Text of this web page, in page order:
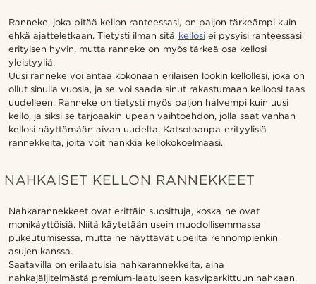
Ranneke, joka pitää kellon ranteessasi, on paljon tärkeämpi kuin
ehkä ajatteletkaan. Tietysti ilman sitä kellosiei pysyisi ranteessasi
erityisen hyvin, mutta ranneke on myös tärkeä osa kellosi
yleistyyliä.
Uusi ranneke voi antaa kokonaan erilaisen lookin kellollesi, joka on
ollut sinulla vuosia, ja se voi saada sinut rakastumaan kelloosi taas
uudelleen. Ranneke on tietysti myös paljon halvempi kuin uusi
kello, ja siksi se tarjoaakin upean vaihtoehdon, jolla saat vanhan
kellosi näyttämään aivan uudelta. Katsotaanpa erityylisiä
rannekkeita, joita voit hankkia kellokokoelmaasi.
NAHKAISET KELLON RANNEKKEET
Nahkarannekkeet ovat erittäin suosittuja, koska ne ovat
monikäyttöisiä. Niitä käytetään usein muodollisemmassa
pukeutumisessa, mutta ne näyttävät upeilta rennompienkin
asujen kanssa.
Saatavilla on erilaatuisia nahkarannekkeita, aina
nahkajäljitelmästä premium-laatuiseen kasviparkittuun nahkaan.